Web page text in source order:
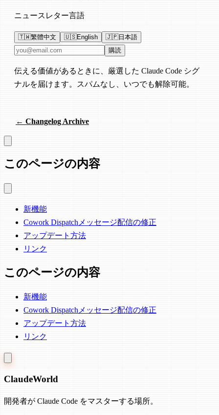
ニュースレター言語
🇹🇼繁體中文 🇺🇸English 🇯🇵日本語
メールアドレス 購読
伝える価値があるときに、厳選した Claude Code シグ
ナルを届けます。スパムなし、いつでも解除可能。
← Changelog Archive
このページの内容
新機能
Cowork Dispatchメッセージ配信の修正
アップデート方法
リンク
このページの内容
新機能
Cowork Dispatchメッセージ配信の修正
アップデート方法
リンク
ClaudeWorld
開発者が Claude Code をマスターする場所。